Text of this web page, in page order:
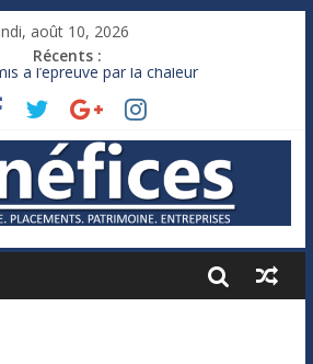
août 10, 2026
Récents :
à l’épreuve par la chaleur
de droits de douane déjà remboursés
recule sur l’impôt
qui ne touche presque rien
vers l’étranger